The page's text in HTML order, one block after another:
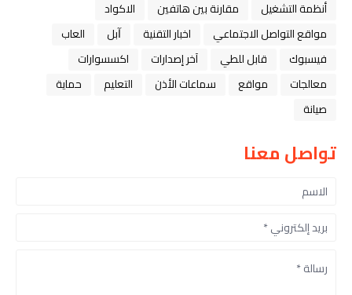
أنظمة التشغيل
مقارنة بين هاتفين
الاكواد
مواقع التواصل الاجتماعي
اخبار التقنية ﺁﺑﻞ
العاب
فيسبوك
قابل للطي آخر إصدارات
اكسسوارات
معالجات
مواقع سماعات الأذن التعليم
حماية
صيانة
تواصل معنا